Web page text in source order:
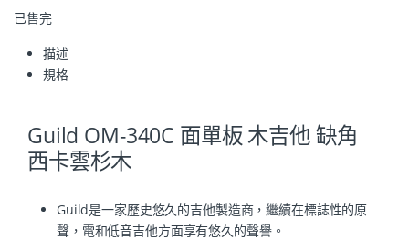
已售完
描述
規格
Guild OM-340C 面單板 木吉他 缺角
西卡雲杉木
Guild是一家歷史悠久的吉他製造商，繼續在標誌性的原
聲，電和低音吉他方面享有悠久的聲譽。